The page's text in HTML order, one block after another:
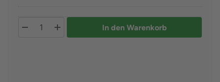
In den Warenkorb